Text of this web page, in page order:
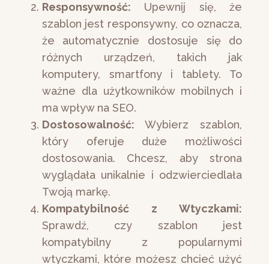
Responsywność: Upewnij się, że
szablon jest responsywny, co oznacza,
że automatycznie dostosuje się do
różnych urządzeń, takich jak
komputery, smartfony i tablety. To
ważne dla użytkowników mobilnych i
ma wpływ na SEO.
Dostosowalność: Wybierz szablon,
który oferuje duże możliwości
dostosowania. Chcesz, aby strona
wyglądała unikalnie i odzwierciedlała
Twoją markę.
Kompatybilność z Wtyczkami:
Sprawdź, czy szablon jest
kompatybilny z popularnymi
wtyczkami, które możesz chcieć użyć